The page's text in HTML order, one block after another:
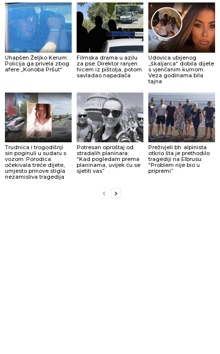
Uhapšen Željko Kerum:
Policija ga privela zbog
afere „Konoba Pršut“
Filmska drama u azilu
za pse: Direktor ranjen
hicem iz pištolja, potom
savladao napadača
Udovica ubijenog
„škaljarca“ dobila dijete
s vjenčanim kumom:
Veza godinama bila
tajna
Trudnica i trogodišnji
sin poginuli u sudaru s
vozom: Porodica
očekivala treće dijete,
umjesto prinove stigla
nezamisliva tragedija
Potresan oproštaj od
stradalih planinara:
“Kad pogledam prema
planinama, uvijek ću se
sjetiti vas”
Preživjeli bh. alpinista
otkrio šta je prethodilo
tragediji na Elbrusu:
“Problem nije bio u
pripremi”